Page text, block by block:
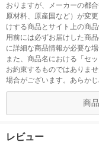
おりますが、メーカーの都
原材料、原産国など）が変
けする商品とサイト上の商
用前には必ずお届けした商
に詳細な商品情報が必要な
また、商品名における「セ
お約束するものではありま
場合がございます。あらかじ
商
レビュー